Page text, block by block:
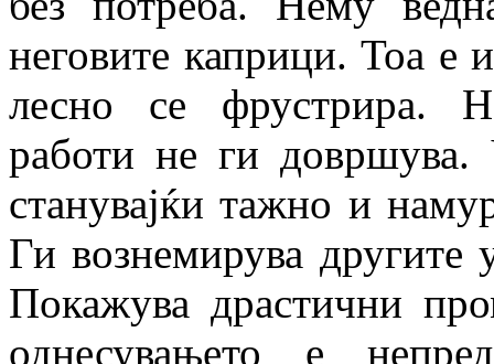
неговите каприци. Тоа е
лесно се фрустрира.
работи не ги довршува.
станувајќи тажно и
Ги вознемирува другите
Покажува драстични
однесувањето е